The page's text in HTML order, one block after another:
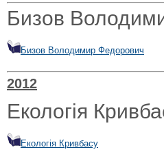
Бизов
Бизов Володимир Федорович
2012
Екологія
Екологія Кривбасу